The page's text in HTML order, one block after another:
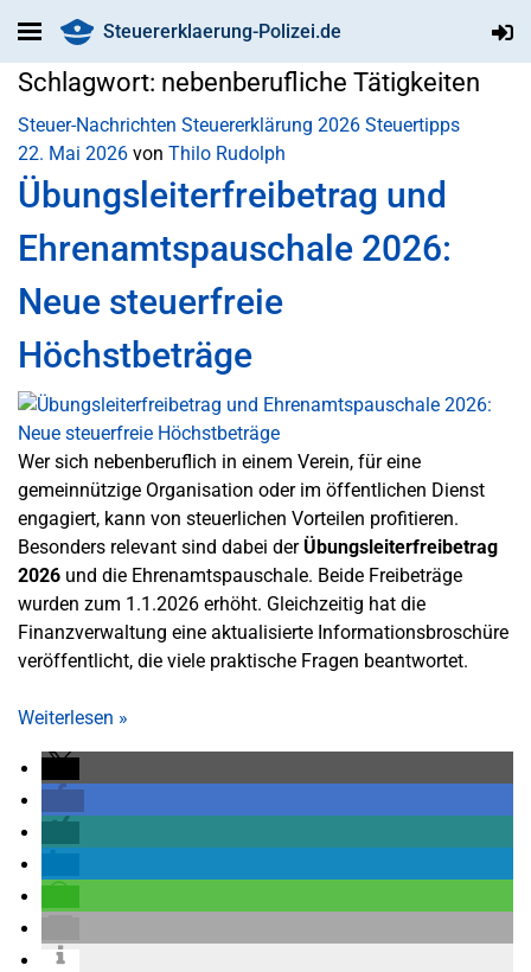
Steuererklaerung-Polizei.de
Schlagwort: nebenberufliche Tätigkeiten
Steuer-Nachrichten Steuererklärung 2026 Steuertipps
22. Mai 2026 von Thilo Rudolph
Übungsleiterfreibetrag und
Ehrenamtspauschale 2026:
Neue steuerfreie
Höchstbeträge
Wer sich nebenberuflich in einem Verein, für eine
gemeinnützige Organisation oder im öffentlichen Dienst
engagiert, kann von steuerlichen Vorteilen profitieren.
Besonders relevant sind dabei der Übungsleiterfreibetrag
2026 und die Ehrenamtspauschale. Beide Freibeträge
wurden zum 1.1.2026 erhöht. Gleichzeitig hat die
Finanzverwaltung eine aktualisierte Informationsbroschüre
veröffentlicht, die viele praktische Fragen beantwortet.
Weiterlesen »